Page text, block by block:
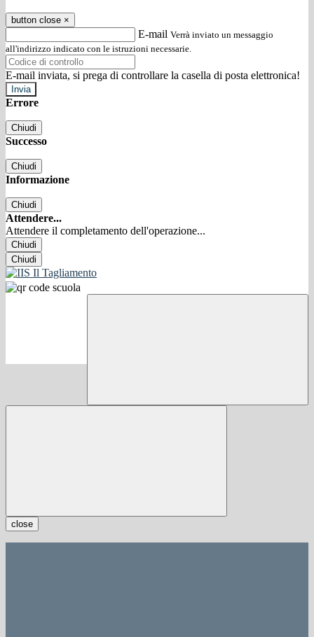
button close ×
E-mail Verrà inviato un messaggio
all'indirizzo indicato con le istruzioni necessarie.
E-mail inviata, si prega di controllare la casella di posta elettronica!
Errore
Chiudi
Successo
Chiudi
Informazione
Chiudi
Attendere...
Attendere il completamento dell'operazione...
Chiudi
Chiudi
close